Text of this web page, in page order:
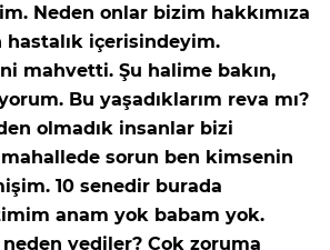
Neden onlar bizim hakkımıza
hastalık içerisindeyim.
mahvetti. Şu halime bakın,
Bu yaşadıklarım reva mı?
olmadık insanlar bizi
mahallede sorun ben kimsenin
10 senedir burada
anam yok babam yok.
neden yediler? Çok zoruma